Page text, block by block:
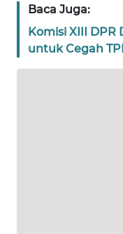
Baca Juga:
Komisi XIII
untuk Cegah
WN
NTT